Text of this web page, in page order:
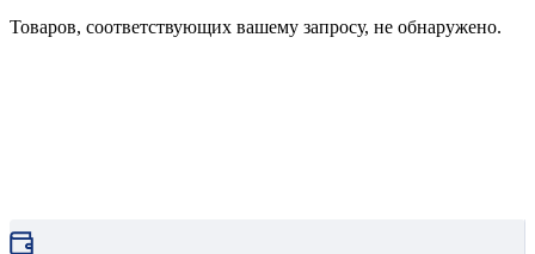
Товаров, соответствующих вашему запросу, не обнаружено.